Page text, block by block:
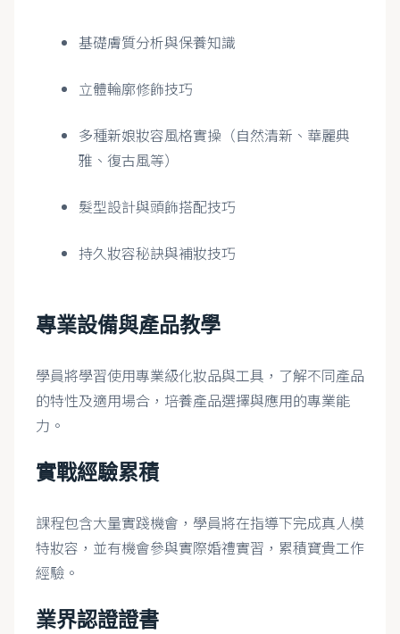
基礎膚質分析與保養知識
立體輪廓修飾技巧
多種新娘妝容風格實操（自然清新、華麗典
雅、復古風等）
髮型設計與頭飾搭配技巧
持久妝容秘訣與補妝技巧
專業設備與產品教學
學員將學習使用專業級化妝品與工具，了解不同產品
的特性及適用場合，培養產品選擇與應用的專業能
力。
實戰經驗累積
課程包含大量實踐機會，學員將在指導下完成真人模
特妝容，並有機會參與實際婚禮實習，累積寶貴工作
經驗。
業界認證證書